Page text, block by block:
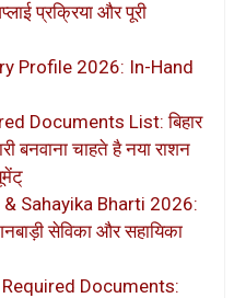
प्रक्रिया और पूरी
Profile 2026: In-Hand
Documents List: बिहार
बनवाना चाहते है नया राशन
Sahayika Bharti 2026:
सेविका और सहायिका
Documents: